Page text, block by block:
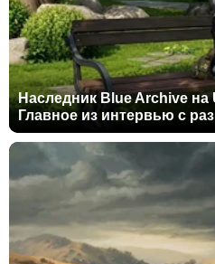
Наследник Blue Archive
Главное из интервью с